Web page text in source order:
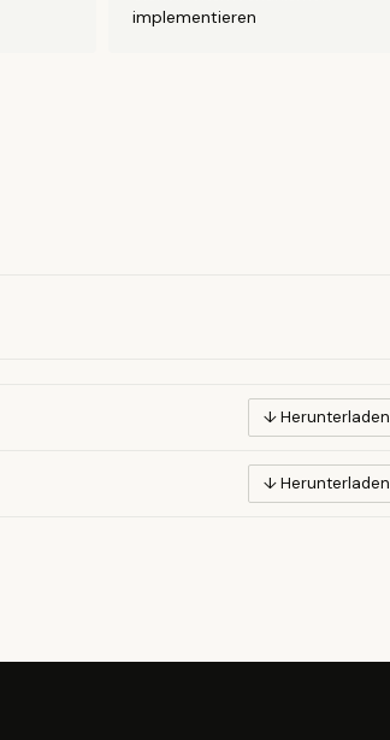
implementieren
↓ Herunterladen
↓ Herunterladen